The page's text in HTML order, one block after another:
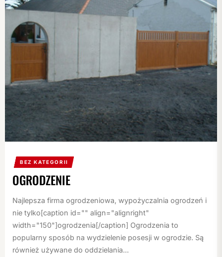
BEZ KATEGORII
OGRODZENIE
Najlepsza firma ogrodzeniowa, wypożyczalnia ogrodzeń i
nie tylko[caption id="" align="alignright"
width="150"]ogrodzenia[/caption] Ogrodzenia to
popularny sposób na wydzielenie posesji w ogrodzie. Są
również używane do oddzielania...